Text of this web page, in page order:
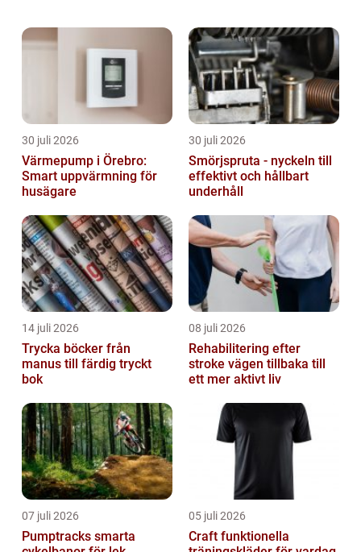
deltagarna. En konferens på land...
30 juli 2026
Värmepump i Örebro:
Smart uppvärmning för
husägare
30 juli 2026
Smörjspruta - nyckeln till
effektivt och hållbart
underhåll
14 juli 2026
Trycka böcker från
manus till färdig tryckt
bok
08 juli 2026
Rehabilitering efter
stroke vägen tillbaka till
ett mer aktivt liv
07 juli 2026
Pumptracks smarta
05 juli 2026
Craft funktionella